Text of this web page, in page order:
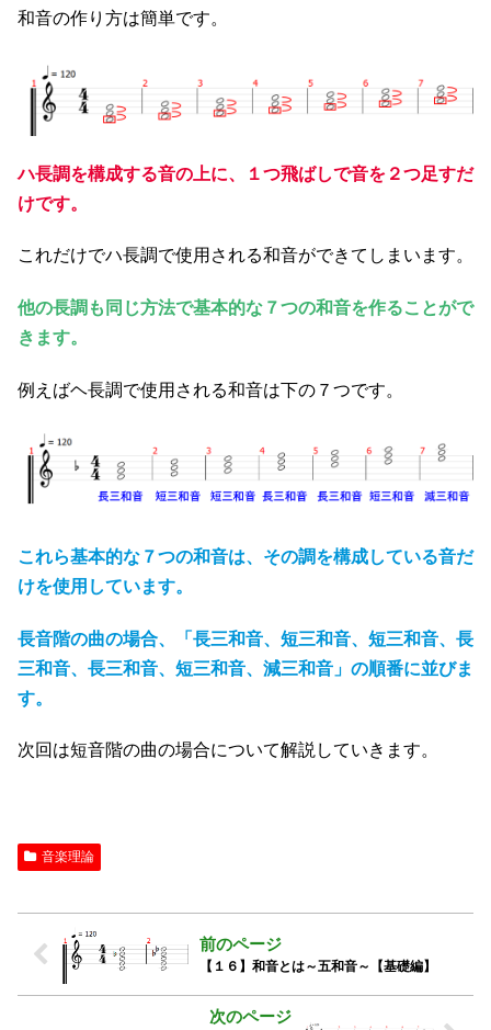
和音の作り方は簡単です。
ハ長調を構成する音の上に、１つ飛ばしで音を２つ足すだ
けです。
これだけでハ長調で使用される和音ができてしまいます。
他の長調も同じ方法で基本的な７つの和音を作ることがで
きます。
例えばヘ長調で使用される和音は下の７つです。
これら基本的な７つの和音は、その調を構成している音だ
けを使用しています。
長音階の曲の場合、「長三和音、短三和音、短三和音、長
三和音、長三和音、短三和音、減三和音」の順番に並びま
す。
次回は短音階の曲の場合について解説していきます。
音楽理論
【１６】和音とは～五和音～【基礎編】